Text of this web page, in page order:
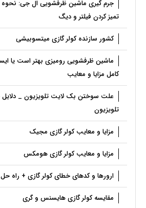
جرم گیری ماشین ظرفشویی ال جی:
تمیز کردن فیلتر و دیگ
کشور سازنده کولر گازی میتسوبیشی
ماشین ظرفشویی رومیزی بهتر است یا
کامل مزایا و معایب
علت سوختن بک لایت تلویزیون _
تلویزیون
مزایا و معایب کولر گازی مجیک
مزایا و معایب کولر گازی هومکس
ارورها و کدهای خطای کولر گازی + راه
مقایسه کولر گازی هایسنس و گری